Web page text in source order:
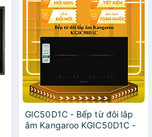
GIC50D1C - Bếp từ đôi lắp
âm Kangaroo KGIC50D1C -